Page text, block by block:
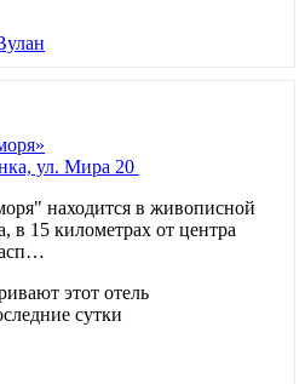
ул. Мира 20
находится в живописной
в 15 километрах от центра
этот отель
сутки